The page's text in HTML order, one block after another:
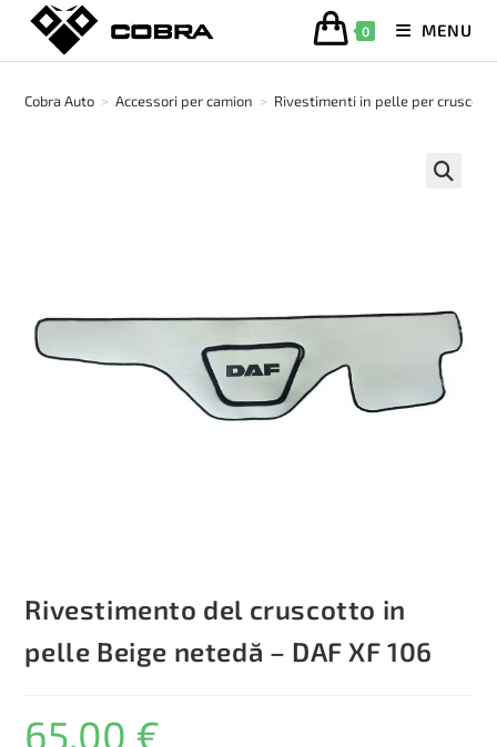
Salta
contenuto
0 MENU
Cobra Auto > Accessori per camion > Rivestimenti in pelle per
Rivestimento del cruscotto in
pelle Beige netedă – DAF XF 106
65,00 €